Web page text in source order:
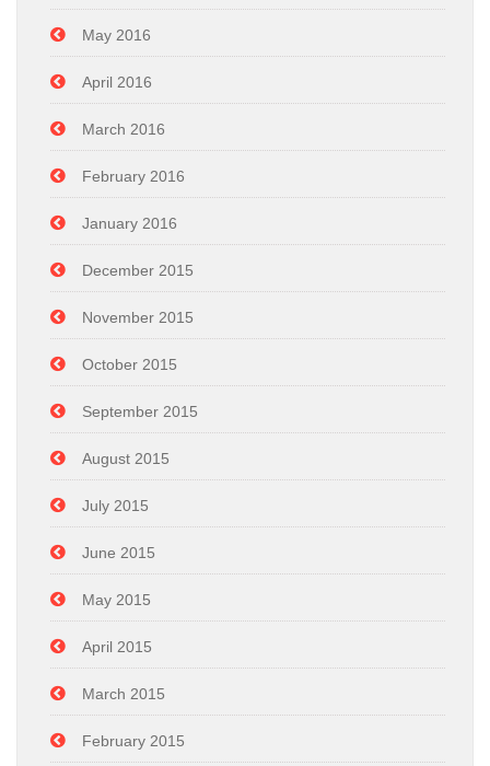
May 2016
April 2016
March 2016
February 2016
January 2016
December 2015
November 2015
October 2015
September 2015
August 2015
July 2015
June 2015
May 2015
April 2015
March 2015
February 2015